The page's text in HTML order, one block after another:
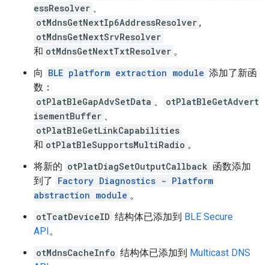
essResolver 、
otMdnsGetNextIp6AddressResolver ,
otMdnsGetNextSrvResolver
和 otMdnsGetNextTxtResolver 。
向 BLE platform extraction module 添加了新函
数：
otPlatBleGapAdvSetData 、
otPlatBleGetAdvert
isementBuffer 、
otPlatBleGetLinkCapabilities
和 otPlatBleSupportsMultiRadio 。
将新的 otPlatDiagSetOutputCallback 函数添加
到了 Factory Diagnostics - Platform
abstraction module 。
otTcatDeviceID 结构体已添加到 BLE Secure
API。
otMdnsCacheInfo 结构体已添加到 Multicast DNS